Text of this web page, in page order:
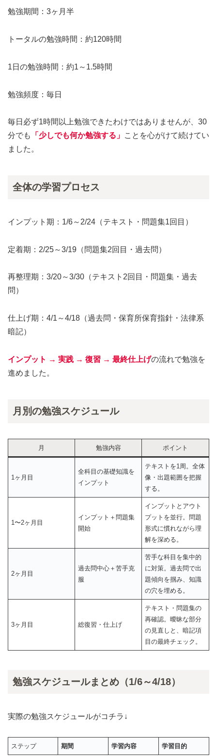
勉強期間：3ヶ月半
トータルの勉強時間：約120時間
1日の勉強時間：約1～1.5時間
勉強頻度：毎日
毎日必ず1時間以上勉強できたわけではありませんが、30
分でも
「少しでも何か勉強する」 ことを心がけて続けてい
ました。
全体の学習プロセス
インプット期：1/6～2/24（テキスト・問題集1回目）
定着期：2/25～3/19（問題集2回目・過去問）
再整理期：3/20～3/30（テキスト2回目・問題集・過去
問）
仕上げ期：4/1～4/18（過去問・保育所保育指針・法律系
暗記）
インプット → 実践 → 復習 → 最終仕上げの流れで勉強を
進めました。
月別の勉強スケジュール
月 勉強内容 ポイント
1ヶ月目
全科目の基礎知識を
インプット
テキストを1周。全体
像・出題範囲を把握
する。
1〜2ヶ月目
インプット＋問題集
開始
インプットとアウト
プットを並行。問題
形式に慣れながら理
解を深める。
2ヶ月目
過去問中心＋苦手克
服
苦手な科目を集中的
に対策。過去問で出
題傾向を掴み、知識
の穴を埋める。
3ヶ月目 総復習・仕上げ
テキスト・問題集の
再確認。曖昧な部分
の見直しと、暗記項
目の最終チェック。
勉強スケジュールまとめ（1/6～4/18）
実際の勉強スケジュールがコチラ↓
ステップ 期間 学習内容 学習目的